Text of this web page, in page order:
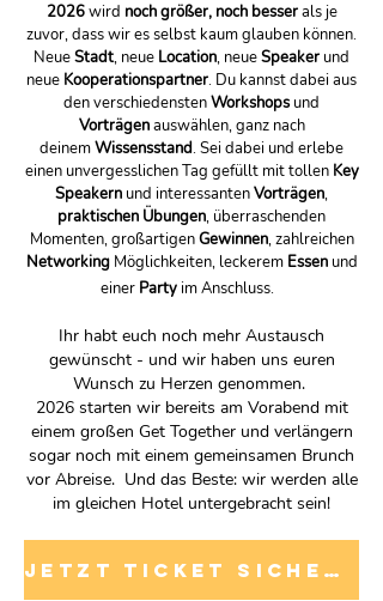
2026wird noch größer, noch besserals je
zuvor, dass wir es selbst kaum glauben können.
NeueStadt, neue Location, neueSpeaker und
neue Kooperationspartner. Du kannst dabei aus
den verschiedenstenWorkshopsund
Vorträgenauswählen, ganz nach
deinemWissensstand. Sei dabei und erlebe
einen unvergesslichen Tag gefüllt mit tollen Key
Speakern und interessantenVorträgen,
praktischen Übungen, überraschenden
Momenten, großartigenGewinnen, zahlreichen
NetworkingMöglichkeiten, leckerem Essenund
einer Partyim Anschluss.
Ihr habt euch noch mehr Austausch
gewünscht - und wir haben uns euren
Wunsch zu Herzen genommen.
2026 starten wir bereits am Vorabendmit
einem großen Get Together und verlängern
sogar noch mit einem gemeinsamen Brunch
vor Abreise. Und das Beste: wir werden alle
im gleichen Hotel untergebracht sein!
JETZT TICKET SICHERN